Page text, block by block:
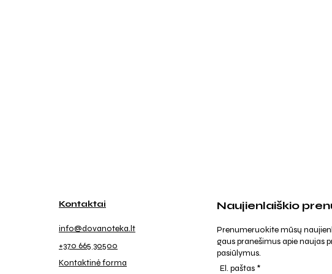
Kontaktai
info@dovanoteka.lt
+370 665 30500
Kontaktinė forma
Naujienlaiškio
Prenumeruokite mūsų
gaus pranešimus apie naujas
pasiūlymus.
El. paštas